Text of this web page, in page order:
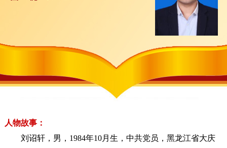
人物故事：
刘诏轩，男，1984年10月生，中共党员，黑龙江省大庆